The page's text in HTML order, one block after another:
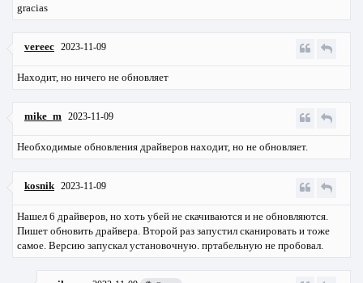
gracias
vereec 2023-11-09
Находит, но ничего не обновляет
mike_m 2023-11-09
Необходимые обновления драйверов находит, но не обновляет.
kosnik 2023-11-09
Нашел 6 драйверов, но хоть убей не скачиваются и не обновляются.
Пишет обновить драйвера. Второй раз запустил сканировать и тоже
самое. Версию запускал установочную. пртабельную не пробовал.